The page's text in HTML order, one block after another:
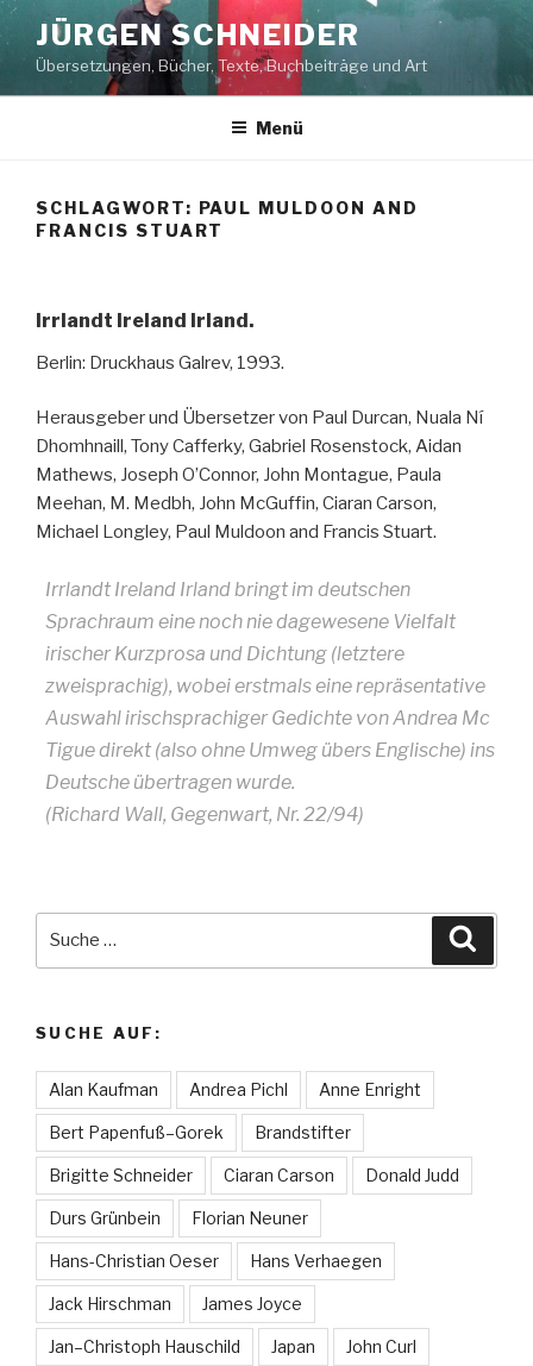
Zum
Inhalt
springen
JÜRGEN SCHNEIDER
Übersetzungen, Bücher, Texte, Buchbeiträge und Art
Menü
SCHLAGWORT: PAUL MULDOON AND
FRANCIS STUART
Irrlandt Ireland Irland.
Berlin: Druckhaus Galrev, 1993.
Herausgeber und Übersetzer von Paul Durcan, Nuala Ní
Dhomhnaill, Tony Cafferky, Gabriel Rosenstock, Aidan
Mathews, Joseph O’Connor, John Montague, Paula
Meehan, M. Medbh, John McGuffin, Ciaran Carson,
Michael Longley, Paul Muldoon and Francis Stuart.
Irrlandt Ireland Irland bringt im deutschen
Sprachraum eine noch nie dagewesene Vielfalt
irischer Kurzprosa und Dichtung (letztere
zweisprachig), wobei erstmals eine repräsentative
Auswahl irischsprachiger Gedichte von Andrea Mc
Tigue direkt (also ohne Umweg übers Englische) ins
Deutsche übertragen wurde.
(Richard Wall, Gegenwart, Nr. 22/94)
SUCHE AUF:
Alan Kaufman Andrea Pichl Anne Enright
Bert Papenfuß–Gorek Brandstifter
Brigitte Schneider Ciaran Carson Donald Judd
Durs Grünbein Florian Neuner
Hans-Christian Oeser Hans Verhaegen
Jack Hirschman James Joyce
Jan–Christoph Hauschild Japan John Curl